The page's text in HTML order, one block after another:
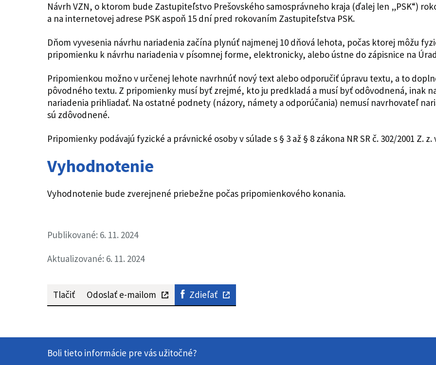
Návrh VZN, o ktorom bude Zastupiteľstvo Prešovského samosprávneho kraja (ďalej len „PSK“)
a na internetovej adrese PSK aspoň 15 dní pred rokovaním Zastupiteľstva PSK.
Dňom vyvesenia návrhu nariadenia začína plynúť najmenej 10 dňová lehota, počas ktorej môžu
pripomienku k návrhu nariadenia v písomnej forme, elektronicky, alebo ústne do zápisnice na
Pripomienkou možno v určenej lehote navrhnúť nový text alebo odporučiť úpravu textu, a to
pôvodného textu. Z pripomienky musí byť zrejmé, kto ju predkladá a musí byť odôvodnená, inak
nariadenia prihliadať. Na ostatné podnety (názory, námety a odporúčania) nemusí navrhovateľ
sú zdôvodnené.
Pripomienky podávajú fyzické a právnické osoby v súlade s § 3 až § 8 zákona NR SR č. 302/2001 Z.
Vyhodnotenie
Vyhodnotenie bude zverejnené priebežne počas pripomienkového konania.
Publikované: 6. 11. 2024
Aktualizované: 6. 11. 2024
Tlačiť Odoslať e-mailom Zdieľať
Boli tieto informácie pre vás užitočné?